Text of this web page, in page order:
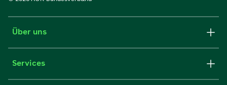
Über uns
Services